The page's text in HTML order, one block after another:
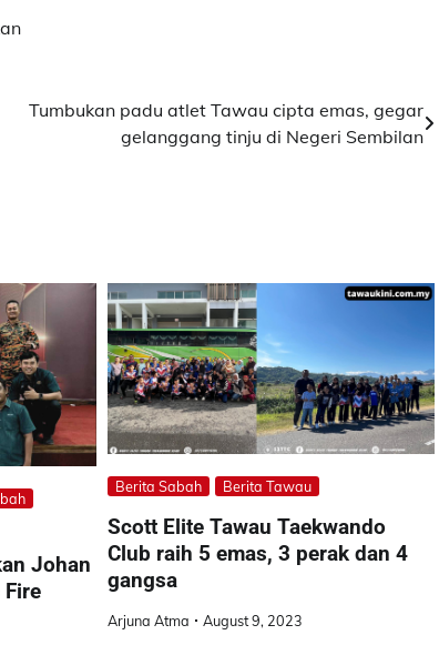
Tumbukan padu atlet Tawau cipta emas, gegar
gelanggang tinju di Negeri Sembilan
Johan
Berita Sabah Berita Tawau
Scott Elite Tawau Taekwando
Club raih 5 emas, 3 perak dan 4
gangsa
Arjuna Atma August 9, 2023